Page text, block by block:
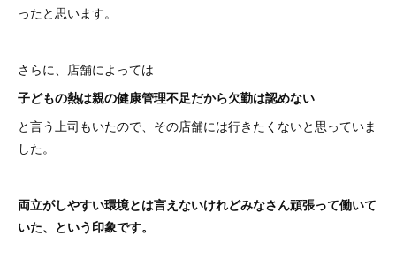
ったと思います。
さらに、店舗によっては
子どもの熱は親の健康管理不足だから欠勤は認めない
と言う上司もいたので、その店舗には行きたくないと思っていま
した。
両立がしやすい環境とは言えないけれどみなさん頑張って働いて
いた、という印象です。